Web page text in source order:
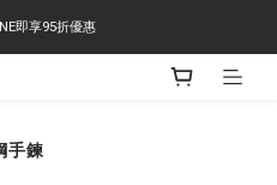
即享95折優惠
即享95折優惠
單件390 兩件750 三件1000 十件3000
手鍊